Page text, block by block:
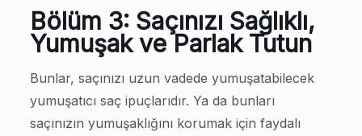
Bölüm 3: Saçınızı Sağlıklı,
Yumuşak ve Parlak Tutun
Bunlar, saçınızı uzun vadede yumuşatabilecek
yumuşatıcı saç ipuçlarıdır. Ya da bunları
saçınızın yumuşaklığını korumak için faydalı